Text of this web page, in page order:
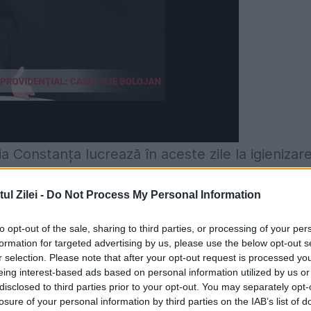
Zilei - Do Not Process My Personal Information
opt-out of the sale, sharing to third parties, or processing of your
for targeted advertising by us, please use the below opt-out
selection. Please note that after your opt-out request is processed
interest-based ads based on personal information utilized by us
to third parties prior to your opt-out. You may separately
of your personal information by third parties on the IAB’s list of
Constanța lucrează în aceste zile la
de unităţi de învăţământ din oraș. Potrivit
la Spații Verzi cosesc iarba, strâng resturile
măturat mecanic sau manual.
Universității “Ovidius” Constanța.
firmei de salubrizatate pentru a fi